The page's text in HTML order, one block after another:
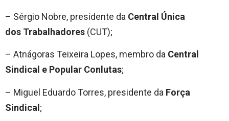
– Sérgio Nobre, presidente da Central Única
dos Trabalhadores (CUT);
– Atnágoras Teixeira Lopes, membro da Central
Sindical e Popular Conlutas;
– Miguel Eduardo Torres, presidente da Força
Sindical;